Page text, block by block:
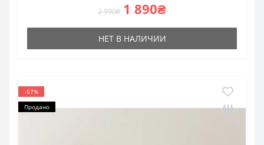
2 990₴ 1 890₴
НЕТ В НАЛИЧИИ
-57%
Продано